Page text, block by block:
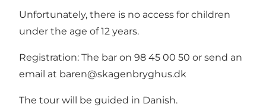
Unfortunately, there is no access for children
under the age of 12 years.
Registration: The bar on 98 45 00 50 or send an
email at baren@skagenbryghus.dk
The tour will be guided in Danish.